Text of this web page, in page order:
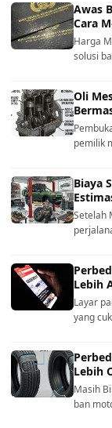
Awas
Cara
Harga
solusi
Oli
pemilik
Biaya
Setelah
Lebih
Layar
yang
Lebih
Masih
ban